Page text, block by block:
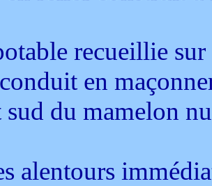
recueillie
en
sud du mamelon
alentours